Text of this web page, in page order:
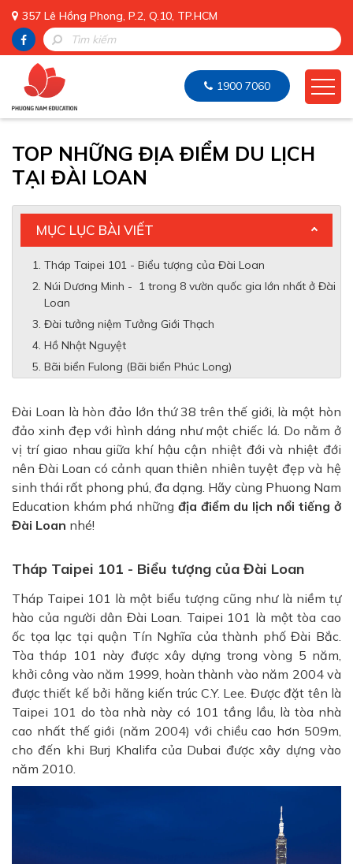
357 Lê Hồng Phong, P.2, Q.10, TP.HCM
1900 7060
TOP NHỮNG ĐỊA ĐIỂM DU LỊCH
TẠI ĐÀI LOAN
MỤC LỤC BÀI VIẾT
Tháp Taipei 101 - Biểu tượng của Đài Loan
Núi Dương Minh - 1 trong 8 vườn quốc gia lớn nhất ở Đài
Loan
Đài tưởng niệm Tưởng Giới Thạch
Hồ Nhật Nguyệt
Bãi biển Fulong (Bãi biển Phúc Long)
Đài Loan là hòn đảo lớn thứ 38 trên thế giới, là một hòn
đảo xinh đẹp với hình dáng như một chiếc lá. Do nằm ở
vị trí giao nhau giữa khí hậu cận nhiệt đới và nhiệt đới
nên Đài Loan có cảnh quan thiên nhiên tuyệt đẹp và hệ
sinh thái rất phong phú, đa dạng. Hãy cùng Phuong Nam
Education khám phá những địa điểm du lịch nổi tiếng ở
Đài Loan nhé!
Tháp Taipei 101 - Biểu tượng của Đài Loan
Tháp Taipei 101 là một biểu tượng cũng như là niềm tự
hào của người dân Đài Loan. Taipei 101 là một tòa cao
ốc tọa lạc tại quận Tín Nghĩa của thành phố Đài Bắc.
Tòa tháp 101 này được xây dựng trong vòng 5 năm,
khởi công vào năm 1999, hoàn thành vào năm 2004 và
được thiết kế bởi hãng kiến trúc C.Y. Lee. Được đặt tên là
Taipei 101 do tòa nhà này có 101 tầng lầu, là tòa nhà
cao nhất thế giới (năm 2004) với chiều cao hơn 509m,
cho đến khi Burj Khalifa của Dubai được xây dựng vào
năm 2010.